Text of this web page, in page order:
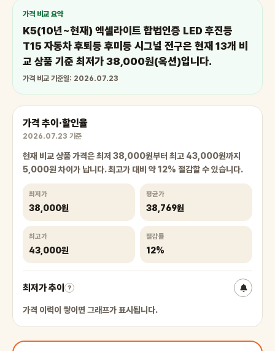
가격 비교 요약
K5(10년~현재) 엑셀라이트 합법인증 LED 후진등
T15 자동차 후퇴등 후미등 시그널 전구은 현재 13개 비
교 상품 기준 최저가 38,000원(옥션)입니다.
가격 비교 기준일: 2026.07.23
가격 추이·할인율
2026.07.23 기준
현재 비교 상품 가격은 최저 38,000원부터 최고 43,000원까지
5,000원 차이가 납니다. 최고가 대비 약 12% 절감할 수 있습니다.
최저가
38,000원
평균가
38,769원
최고가
43,000원
절감률
12%
최저가 추이 ?
가격 이력이 쌓이면 그래프가 표시됩니다.